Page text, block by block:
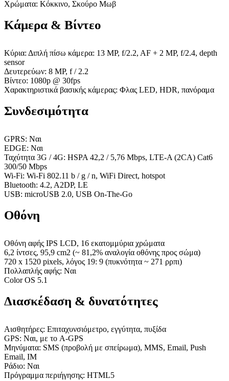
Χρώματα: Κόκκινο, Σκούρο Μωβ
Κάμερα & Βίντεο
Κύρια: Διπλή πίσω κάμερα: 13 MP, f/2.2, AF + 2 MP, f/2.4, depth
sensor
Δευτερεύων: 8 MP, f / 2.2
Βίντεο: 1080p @ 30fps
Χαρακτηριστικά βασικής κάμερας: Φλας LED, HDR, πανόραμα
Συνδεσιμότητα
GPRS: Ναι
EDGE: Ναι
Ταχύτητα 3G / 4G: HSPA 42,2 / 5,76 Mbps, LTE-A (2CA) Cat6
300/50 Mbps
Wi-Fi: Wi-Fi 802.11 b / g / n, WiFi Direct, hotspot
Bluetooth: 4.2, A2DP, LE
USB: microUSB 2.0, USB On-The-Go
Οθόνη
Οθόνη αφής IPS LCD, 16 εκατομμύρια χρώματα
6,2 ίντσες, 95,9 cm2 (~ 81,2% αναλογία οθόνης προς σώμα)
720 x 1520 pixels, λόγος 19: 9 (πυκνότητα ~ 271 ρρπι)
Πολλαπλής αφής: Ναι
Color OS 5.1
Διασκέδαση & δυνατότητες
Αισθητήρες: Επιταχυνσιόμετρο, εγγύτητα, πυξίδα
GPS: Ναι, με το A-GPS
Μηνύματα: SMS (προβολή με σπείρωμα), MMS, Email, Push
Email, IM
Ράδιο: Ναι
Πρόγραμμα περιήγησης: HTML5